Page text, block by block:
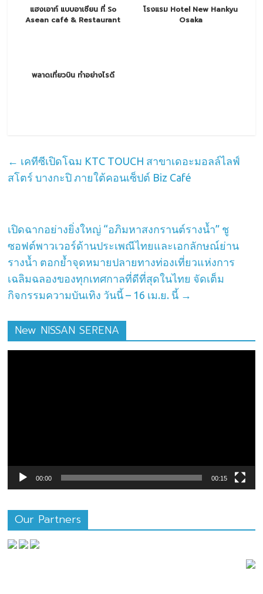
แฮงเอาท์ แบบอาเซียน ที่ So
Asean café & Restaurant
โรงแรม Hotel New Hankyu
Osaka
พลาดเที่ยวบิน ทำอย่างไรดี
← เคทีซีเปิดโฉม KTC TOUCH สาขาเดอะมอลล์ไลฟ์
สโตร์ บางกะปิ ภายใต้คอนเซ็ปต์ Biz Café
เปิดฉากอย่างยิ่งใหญ่ “อภิมหาสงกรานต์รางน้ำ” ชู
ซอฟต์พาวเวอร์ด้านประเพณีไทยและเอกลักษณ์ย่าน
รางน้ำ ตอกย้ำจุดหมายปลายทางท่องเที่ยวแห่งการ
เฉลิมฉลองของทุกเทศกาลที่ดีที่สุดในไทย จัดเต็ม
กิจกรรมความบันเทิง วันนี้ – 16 เม.ย. นี้ →
New NISSAN SERENA
00:00 00:15
Our Partners